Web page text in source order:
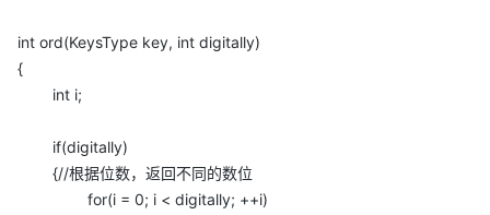
int ord(KeysType key, int digitally)
{
int i;
if(digitally)
{//根据位数，返回不同的数位
for(i = 0; i < digitally; ++i)